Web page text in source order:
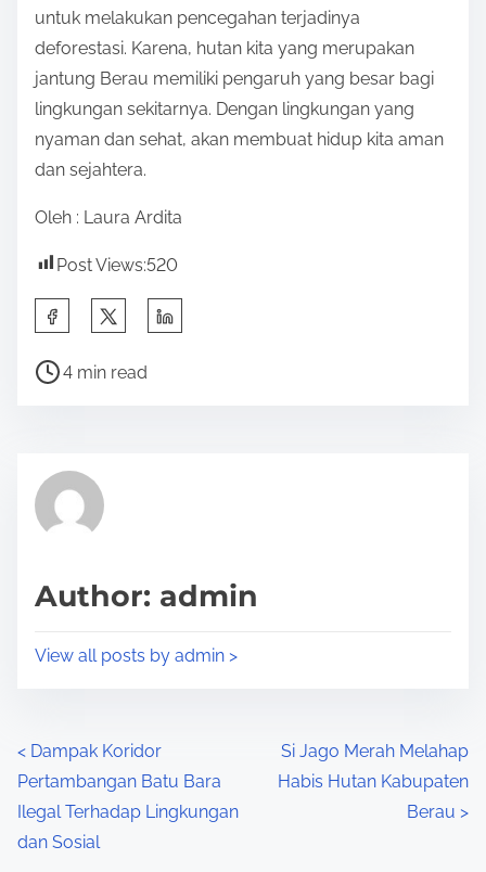
untuk melakukan pencegahan terjadinya
deforestasi. Karena, hutan kita yang merupakan
jantung Berau memiliki pengaruh yang besar bagi
lingkungan sekitarnya. Dengan lingkungan yang
nyaman dan sehat, akan membuat hidup kita aman
dan sejahtera.
Oleh : Laura Ardita
Post Views:520
a
h
p
s
P
r
e
t
4 min read
Author: admin
View all posts by admin >
P
o
s
< Dampak Koridor
Pertambangan Batu Bara
Ilegal Terhadap Lingkungan
dan Sosial
Si Jago Merah Melahap
Habis Hutan Kabupaten
Berau >